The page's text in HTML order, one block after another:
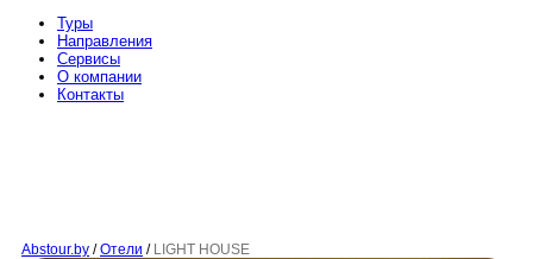
Туры
Направления
Сервисы
O компании
Контакты
Abstour.by / Отели / LIGHT HOUSE